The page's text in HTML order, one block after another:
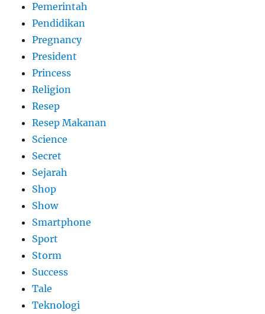
Pemerintah
Pendidikan
Pregnancy
President
Princess
Religion
Resep
Resep Makanan
Science
Secret
Sejarah
Shop
Show
Smartphone
Sport
Storm
Success
Tale
Teknologi